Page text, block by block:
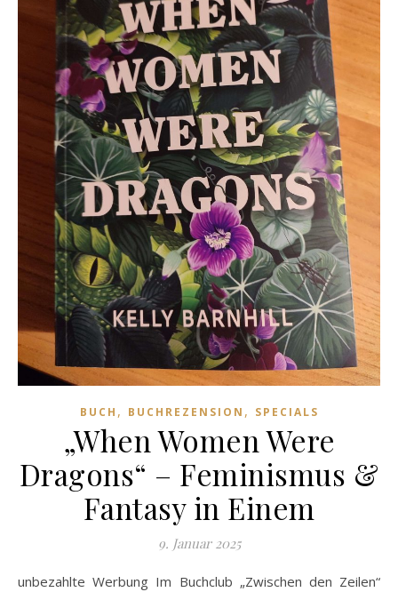
BUCH , BUCHREZENSION , SPECIALS
„When Women Were
Dragons“ – Feminismus &
Fantasy in Einem
9. Januar 2025
unbezahlte Werbung Im Buchclub „Zwischen den Zeilen“